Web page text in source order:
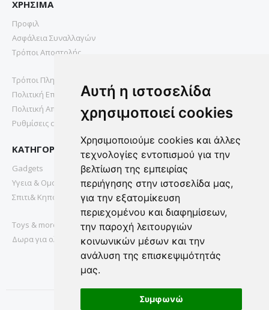
Αυτή η ιστοσελίδα
χρησιμοποιεί cookies
Χρησιμοποιούμε cookies και άλλες
τεχνολογίες εντοπισμού για την
βελτίωση της εμπειρίας
περιήγησης στην ιστοσελίδα μας,
για την εξατομίκευση
περιεχομένου και διαφημίσεων,
την παροχή λειτουργιών
κοινωνικών μέσων και την
ανάλυση της επισκεψιμότητάς
μας.
Συμφωνώ
ΧΡΗΣΙΜΑ
Προφιλ
Ασφάλεια Συναλλαγών
Τρόποι Αποστολής
Τρόποι Πληρωμής
Πολιτική Επιστροφών
Πολιτική Απορρήτου
Ρυθμίσεις cookies
ΚΑΤΗΓΟΡΙΕΣ
Gadgets
Υγεια & Ομορφια
Σπιτι& Κηπος
Toys & more
Δωρα για ολους